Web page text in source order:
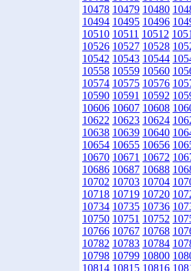
10478 10479 10480
10494 10495 10496
10510 10511 10512
10526 10527 10528
10542 10543 10544
10558 10559 10560
10574 10575 10576
10590 10591 10592
10606 10607 10608
10622 10623 10624
10638 10639 10640
10654 10655 10656
10670 10671 10672
10686 10687 10688
10702 10703 10704
10718 10719 10720
10734 10735 10736
10750 10751 10752
10766 10767 10768
10782 10783 10784
10798 10799 10800
10814 10815 10816